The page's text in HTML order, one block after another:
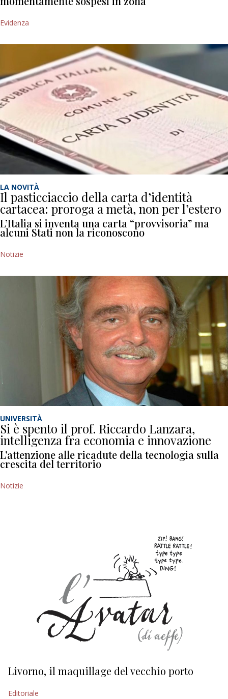
Evidenza
LA NOVITÀ
Il pasticciaccio della carta d’identità
cartacea: proroga a metà, non per l’estero
L’Italia si inventa una carta “provvisoria” ma
alcuni Stati non la riconoscono
Notizie
UNIVERSITÀ
Si è spento il prof. Riccardo Lanzara,
intelligenza fra economia e innovazione
L’attenzione alle ricadute della tecnologia sulla
crescita del territorio
Notizie
Livorno, il maquillage del vecchio porto
Editoriale